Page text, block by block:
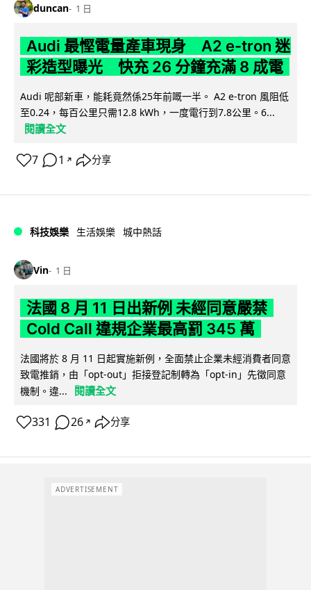
duncan 1 日
Audi 最慳電量產車現身 A2 e-tron 迷
彩造型曝光 快充 26 分鐘充滿 8 成電
Audi 呢部新車，能耗竟然係25年前嘅一半。 A2 e-tron 風阻低
至0.24，每百公里只需12.8 kWh，一度電行到7.8公里。6...
閱讀全文
7 1 ↗ 分享
科技娛樂 生活娛樂 城中熱話
Vin 1 日
法國 8 月 11 日出新例 未經同意嚴禁
Cold Call 違規企業最高罰 345 萬
法國將於 8 月 11 日起實施新例，全面禁止企業未經消費者同意
致電推銷，由「opt-out」拒接登記制轉為「opt-in」先徵同意
機制。違...
閱讀全文
331 26 ↗ 分享
ADVERTISEMENT